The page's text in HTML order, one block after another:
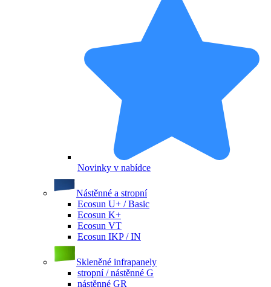
Novinky v nabídce
Nástěnné a stropní
Ecosun U+ / Basic
Ecosun K+
Ecosun VT
Ecosun IKP / IN
Skleněné infrapanely
stropní / nástěnné G
nástěnné GR